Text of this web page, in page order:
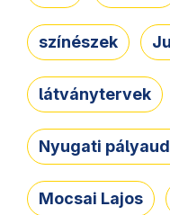
színészek
látványtervek
Nyugati
Mocsai Lajos